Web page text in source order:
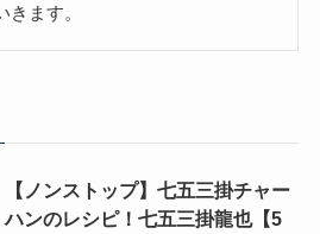
ます。
【ノンストップ】七五三掛チャー
ハンのレシピ！七五三掛龍也【5